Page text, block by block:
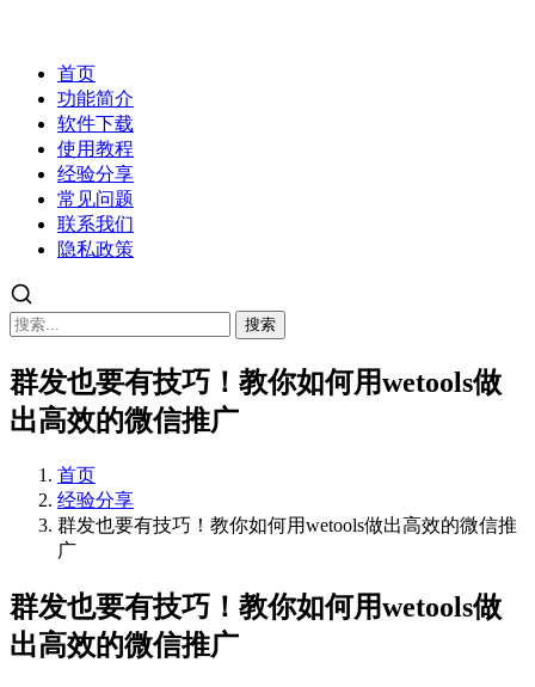
首页
功能简介
软件下载
使用教程
经验分享
常见问题
联系我们
隐私政策
搜索
群发也要有技巧！教你如何用wetools做
出高效的微信推广
首页
经验分享
群发也要有技巧！教你如何用wetools做出高效的微信推
广
群发也要有技巧！教你如何用wetools做
出高效的微信推广